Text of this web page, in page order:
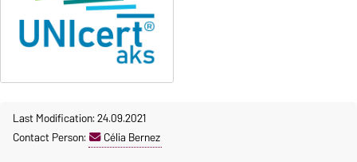
Last Modification: 24.09.2021
Contact Person:
Célia Bernez